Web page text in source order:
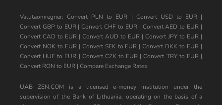
Valutaomregner:Convert PLN to EUR | Convert USD to EUR|
Convert GBP to EUR|Convert CHF to EUR| Convert AED to EUR |
Convert CAD to EUR | Convert AUD to EUR | Convert JPY to EUR |
Convert NOK to EUR| Convert SEK to EUR |Convert DKK to EUR |
Convert HUF to EUR | Convert CZK to EUR |Convert TRY to EUR|
Convert RON to EUR | Compare Exchange Rates
UAB ZEN.COM is a licensed e-money institution under the
supervision of the Bank of Lithuania, operating on the basis of a